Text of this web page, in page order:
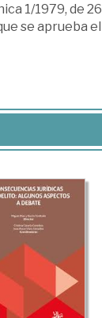
1/1979, de
se aprueba